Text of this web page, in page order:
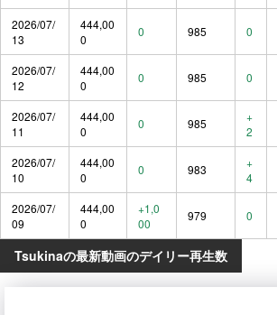
2026/07/
13
444,00
0
0 985 0
2026/07/
12
444,00
0
0 985 0
2026/07/
11
444,00
0
0 985
+
2
2026/07/
10
444,00
0
0 983
+
4
2026/07/
09
444,00
0
+1,0
00
979 0
Tsukinaの最新動画のデイリー再生数